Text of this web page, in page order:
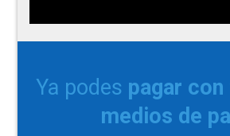
Ya podes pagar
medios de